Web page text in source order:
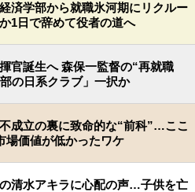
済学部から就職氷河期にリクルー
1日で辞めて役者の道へ
官誕生へ 森保一監督の“再就職
の日系クラブ」一択か
成立の裏に致命的な“前科”…ここ
場価値が低かったワケ
清水アキラに心配の声…子供を亡